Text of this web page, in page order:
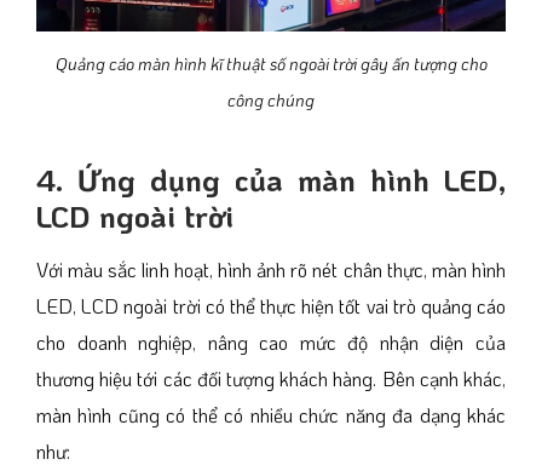
Quảng cáo màn hình kĩ thuật số ngoài trời gây ấn tượng cho
công chúng
4. Ứng dụng của màn hình LED,
LCD ngoài trời
Với màu sắc linh hoạt, hình ảnh rõ nét chân thực, màn hình
LED, LCD ngoài trời có thể thực hiện tốt vai trò quảng cáo
cho doanh nghiệp, nâng cao mức độ nhận diện của
thương hiệu tới các đối tượng khách hàng. Bên cạnh khác,
màn hình cũng có thể có nhiều chức năng đa dạng khác
như: